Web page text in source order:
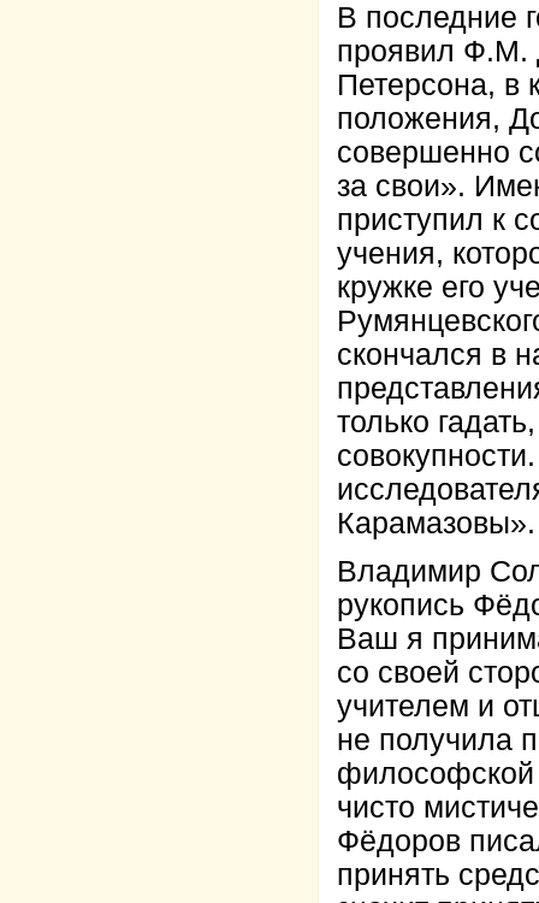
В последние
проявил Ф.М.
Петерсона, в
положения,
совершенно
за свои».
приступил к
учения,
кружке его
скончался в
только
Карамазовы».
Владимир
рукопись
Ваш я
со своей
учителем и
не получила
философской
чисто
Фёдоров
принять